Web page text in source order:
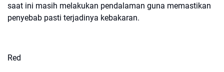
saat ini masih melakukan pendalaman guna memastikan
penyebab pasti terjadinya kebakaran.
Red